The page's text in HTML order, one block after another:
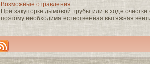
Возможные отравления
При закупорке дымовой трубы или в ходе
поэтому необходима естественная вытяжная